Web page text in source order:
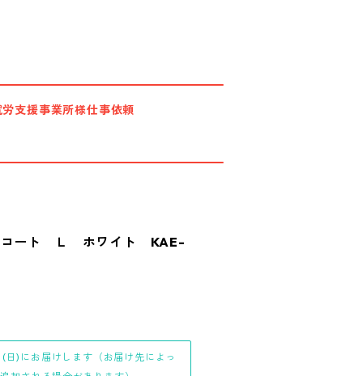
労支援事業所様仕事依頼
コート Ｌ ホワイト KAE-
)にお届けします（お届け先によっ